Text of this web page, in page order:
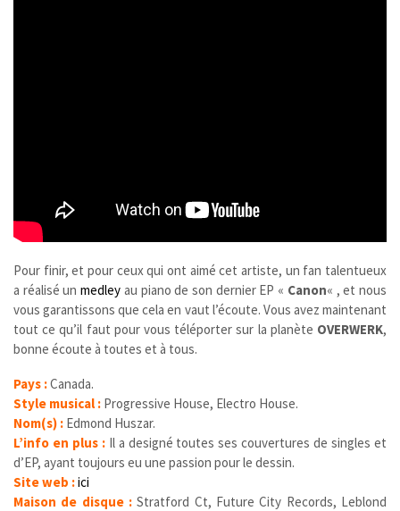
Pour finir, et pour ceux qui ont aimé cet artiste, un fan talentueux
a réalisé unmedley au piano de son dernier EP « Canon« , et nous
vous garantissons que cela en vaut l’écoute. Vous avez maintenant
tout ce qu’il faut pour vous téléporter sur la planète OVERWERK,
bonne écoute à toutes et à tous.
Pays :Canada.
Style musical : Progressive House, Electro House.
Nom(s) : Edmond Huszar.
L’info en plus :Il a designé toutes ses couvertures de singles et
d’EP, ayant toujours eu une passion pour le dessin.
Site web :ici
Maison de disque : Stratford Ct, Future City Records, Leblond